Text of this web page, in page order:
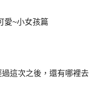
愛~小女孩篇
這次之後，還有哪裡去